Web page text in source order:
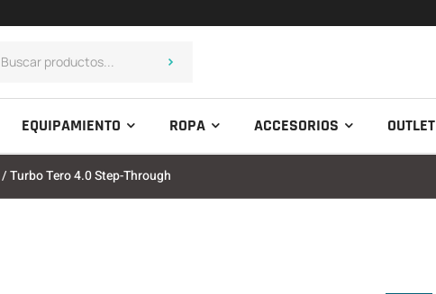
EQUIPAMIENTO ROPA ACCESORIOS OUTLET
/ Turbo Tero 4.0 Step-Through